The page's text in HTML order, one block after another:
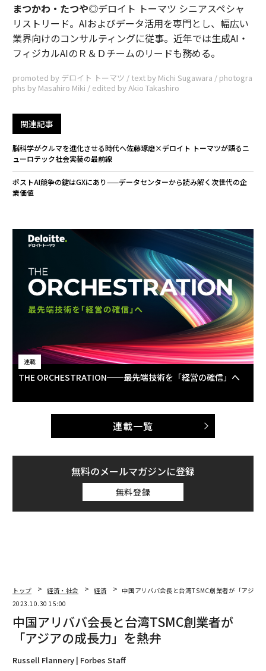
まつかわ・たつや◎デロイト トーマツ シニアスペシャ
リストリード。AIおよびデータ活用を専門とし、幅広い
業界向けのコンサルティングに従事。近年では生成AI・
フィジカルAIのＲ＆Ｄチームのリードも務める。
promoted by デロイト トーマツ / text by Michi Sugawara / photogra
phs by Masahiro Miki / edited by Akio Takashiro
関連記事
脳科学がクルマを進化させる時代へ――佐藤琢磨×デロイト トーマツが語るニ
ューロテック社会実装の最前線
ポストAI競争の鍵はGXにあり——データセンターから読み解く次世代の企
業価値
連載
THE ORCHESTRATION──最先端技術を「経営の確信」へ
連載一覧
無料のメールマガジンに登録
無料登録
トップ 経済・社会 経済
中国アリババ会長と台湾TSMC創業者が「アジア
2023.10.30 15:00
中国アリババ会長と台湾TSMC創業者が
「アジアの成長力」を熱弁
Russell Flannery | Forbes Staff